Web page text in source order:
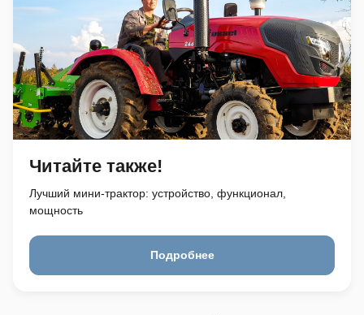
Читайте также!
Лучший мини-трактор: устройство, функционал,
мощность
Подробнее